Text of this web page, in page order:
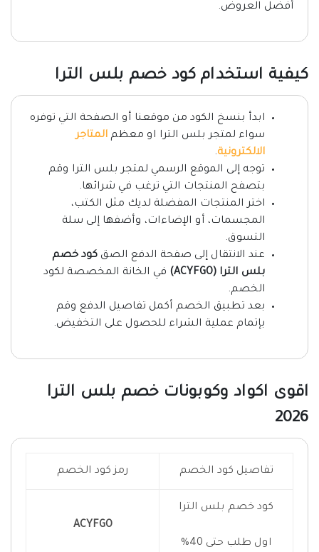
أفضل العروض.
كيفية استخدام كود خصم بلس الترا
ابدأ بنسخ الكود من موقعنا أو الصفحة التي توفره
سواء لمتجر بلس الترا او معظم المتاجر
الالكترونية.
توجه إلى الموقع الرسمي لمتجر بلس الترا وقم
بتصفح المنتجات التي ترغب في شرائها.
اختر المنتجات المفضلة لديك مثل الكتب،
المجسمات، أو الإضاءات، وأضفها إلى سلة
التسوق.
عند الانتقال إلى صفحة الدفع الصق كود خصم
بلس الترا (ACYFGO)
في الخانة المخصصة لكود
الخصم.
بعد تطبيق الخصم أكمل تفاصيل الدفع وقم
بإتمام عملية الشراء للحصول على التخفيض.
اقوى اكواد وكوبونات خصم بلس الترا
2026
تفاصيل كود الخصم رمز كود الخصم
كود خصم بلس الترا
اول طلب حتى 40%
ACYFGO